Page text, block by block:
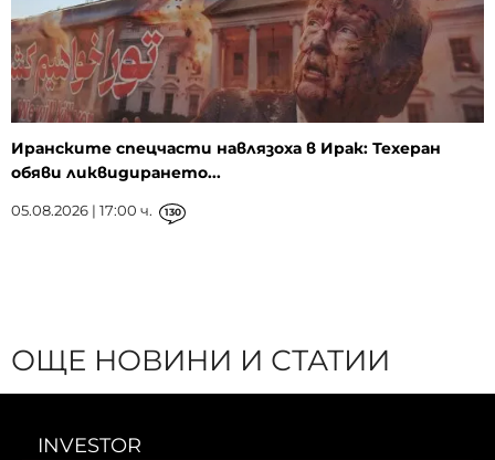
Иранските спецчасти навлязоха в Ирак: Техеран
обяви ликвидирането...
05.08.2026 | 17:00 ч. 130
ОЩЕ НОВИНИ И СТАТИИ
INVESTOR